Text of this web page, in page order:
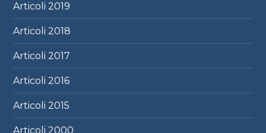
Articoli2019
Articoli2018
Articoli2017
Articoli2016
Articoli2015
Articoli2000